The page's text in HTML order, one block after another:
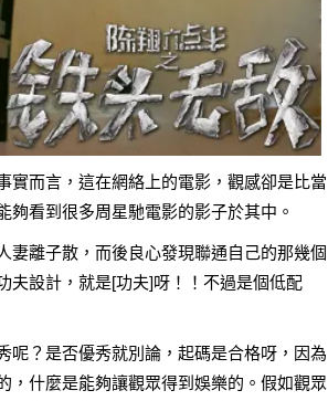
實而言，這在網絡上的電影，觀感卻是比當
看到很多周星馳電影的影子於其中。
妻離子散，而後良心發現聯通自己的那幾個
夫設計，就是[功夫]呀！！不過是個低配
呢？是否優秀就別論，起碼是合格呀，因為
，什麼是能夠讓觀眾得到娛樂的。假如觀眾